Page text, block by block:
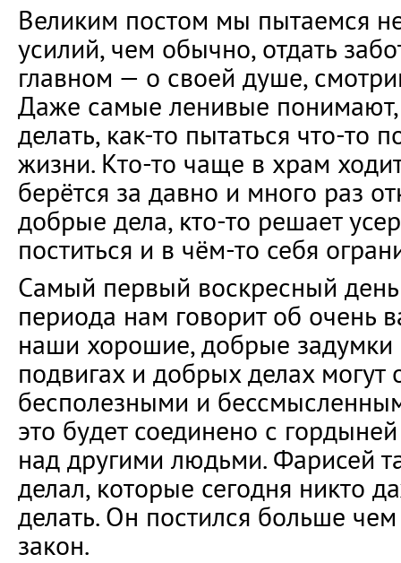
Великим постом мы пытаемся
усилий, чем обычно, отдать
главном — о своей душе,
Даже самые ленивые понимают,
делать, как-то пытаться что-то
жизни. Кто-то чаще в храм
берётся за давно и много раз
добрые дела, кто-то решает
поститься и в чём-то себя
Самый первый воскресный день
периода нам говорит об очень
наши хорошие, добрые задумки
подвигах и добрых делах могут
бесполезными и
это будет соединено с
над другими людьми. Фарисей
делал, которые сегодня никто
делать. Он постился больше
закон.